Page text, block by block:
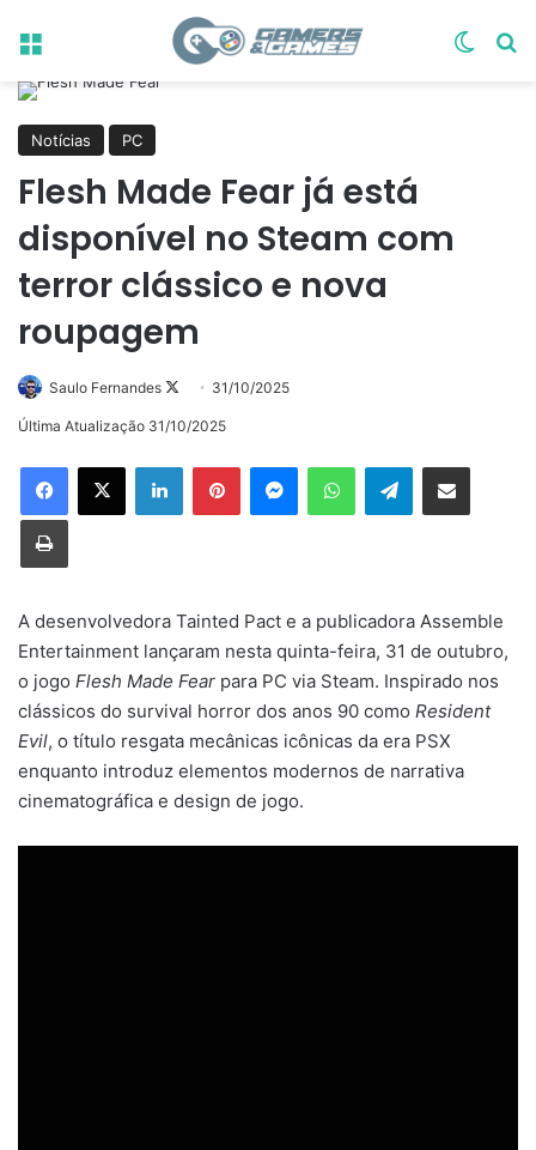
Menu
Notícias PC
Flesh Made Fear já está
disponível no Steam com
terror clássico e nova
roupagem
Saulo Fernandes
Follow
on
31/10/2025
Última Atualização 31/10/2025
LinkedinPinterestMessengerWhatsAppTelegramCompartilhar via e-mail
Imprimir
A desenvolvedora Tainted Pact e a publicadora Assemble
Entertainment lançaram nesta quinta-feira, 31 de outubro,
o jogo Flesh Made Fear para PC via Steam. Inspirado nos
clássicos do survival horror dos anos 90 como Resident
Evil, o título resgata mecânicas icônicas da era PSX
enquanto introduz elementos modernos de narrativa
cinematográfica e design de jogo.